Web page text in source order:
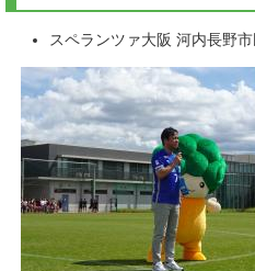
スペランツァ大阪 河内長野